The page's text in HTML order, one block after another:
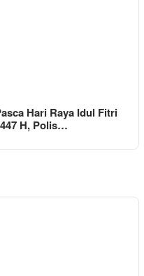
Hari Raya Idul Fitri
H, Polis…